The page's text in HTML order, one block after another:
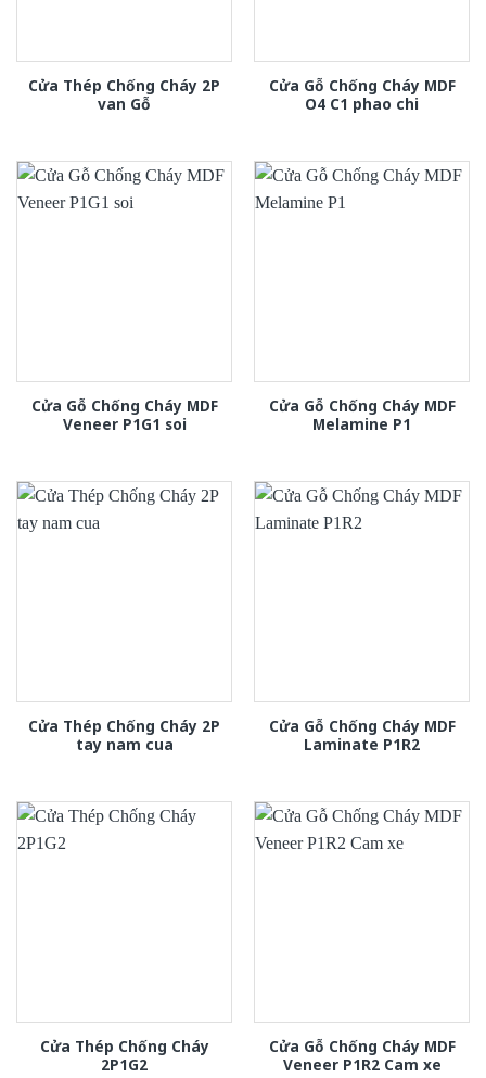
Cửa Thép Chống Cháy 2P
van Gỗ
Cửa Gỗ Chống Cháy MDF
O4 C1 phao chi
Cửa Gỗ Chống Cháy MDF
Veneer P1G1 soi
Cửa Gỗ Chống Cháy MDF
Melamine P1
Cửa Thép Chống Cháy 2P
tay nam cua
Cửa Gỗ Chống Cháy MDF
Laminate P1R2
Cửa Thép Chống Cháy
2P1G2
Cửa Gỗ Chống Cháy MDF
Veneer P1R2 Cam xe